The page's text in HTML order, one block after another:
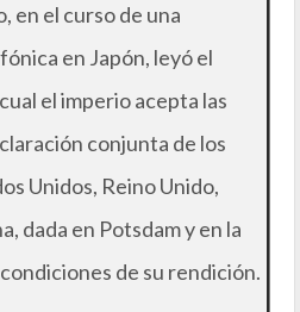
en el curso de una
en Japón, leyó el
el imperio acepta las
conjunta de los
Unidos, Reino Unido,
dada en Potsdam y en la
de su rendición.